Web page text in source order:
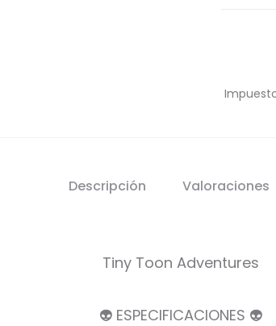
Descripción Valoraciones
Tiny Toon Adventures
👽 ESPECIFICACIONES 👽